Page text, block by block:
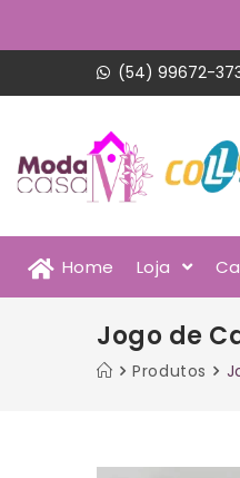
(54) 99672-
Home Loja
Jogo de
Produtos